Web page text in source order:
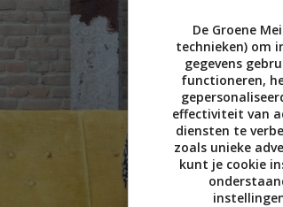
De Groene
technieken) om
gegevens
functioneren,
effectiviteit van
diensten te
zoals unieke
kunt je cookie